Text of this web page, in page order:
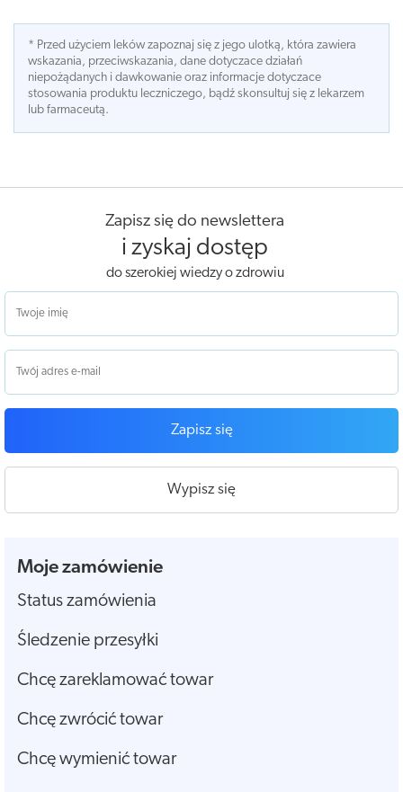
* Przed użyciem leków zapoznaj się z jego ulotką, która zawiera
wskazania, przeciwskazania, dane dotyczace działań
niepożądanych i dawkowanie oraz informacje dotyczace
stosowania produktu leczniczego, bądź skonsultuj się z lekarzem
lub farmaceutą.
Zapisz się do newslettera
i zyskaj dostęp
do szerokiej wiedzy o zdrowiu
Zapisz się
Wypisz się
Moje zamówienie
Status zamówienia
Śledzenie przesyłki
Chcę zareklamować towar
Chcę zwrócić towar
Chcę wymienić towar